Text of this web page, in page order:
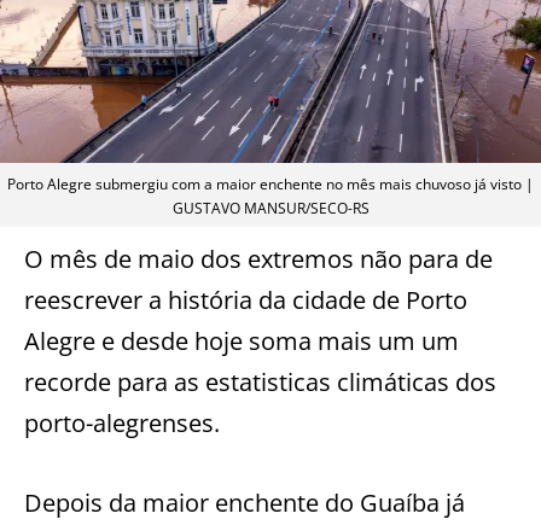
Porto Alegre submergiu com a maior enchente no mês mais chuvoso já visto |
GUSTAVO MANSUR/SECO-RS
O mês de maio dos extremos não para de
reescrever a história da cidade de Porto
Alegre e desde hoje soma mais um um
recorde para as estatisticas climáticas dos
porto-alegrenses.
Depois da maior enchente do Guaíba já